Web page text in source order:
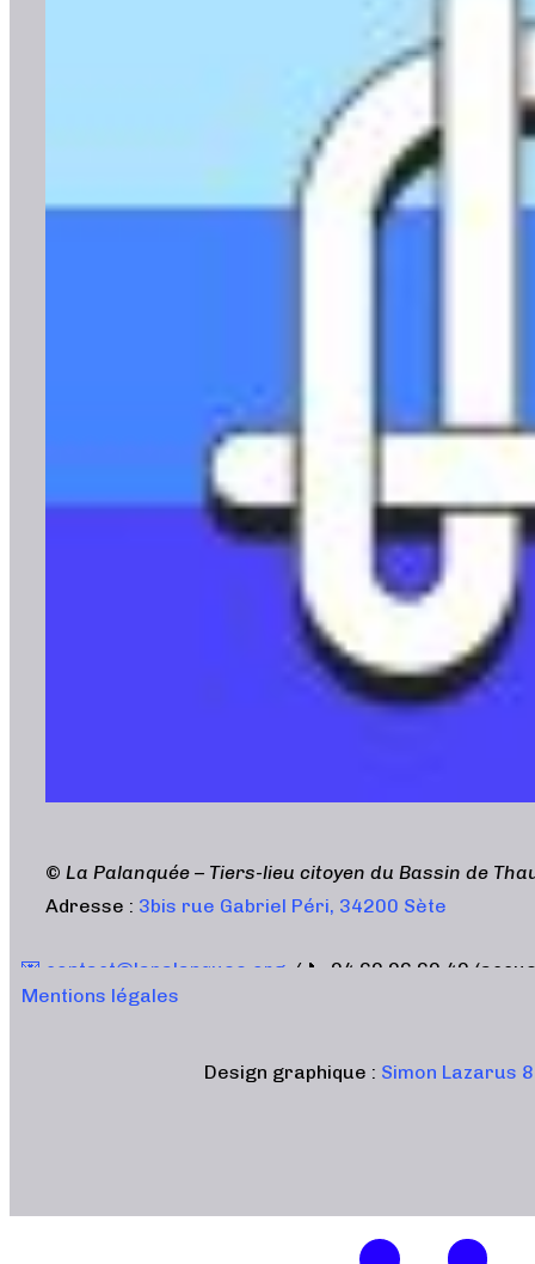
© La Palanquée – Tiers-lieu citoyen du Bassin de
Adresse : 3bis rue Gabriel Péri, 34200 Sète
💌 contact@lapalanquee.org / 📞 04 69 96 60 40
Mentions légales
Design graphique : Simon Lazarus